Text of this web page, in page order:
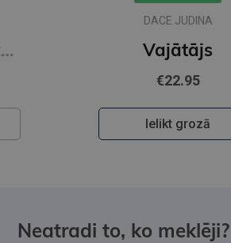
Kaucmindes pakavs
DACE JUDINA
Vajātājs
€22.95
Ielikt grozā
Neatradi to, ko